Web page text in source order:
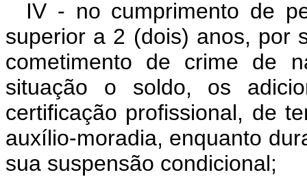
IV - no cumprimento de
superior a 2 (dois) anos, por
cometimento de crime de
situação o soldo, os
certificação profissional, de
auxílio-moradia, enquanto
sua suspensão condicional;